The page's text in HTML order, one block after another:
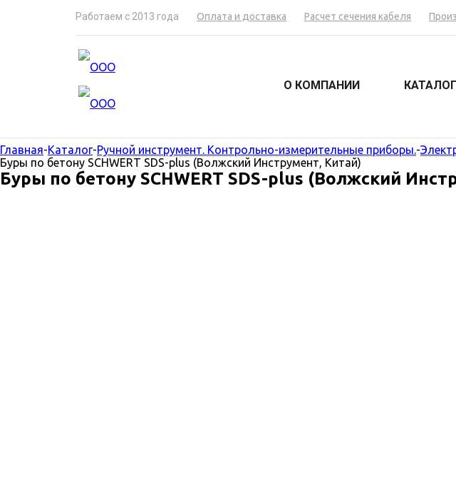
Работаем с 2013 года Оплата и доставка Расчет сечения кабеля
О КОМПАНИИ КАТАЛОГ
Главная-Каталог-Ручной инструмент. Контрольно-измерительные приборы.-
Буры по бетону SCHWERT SDS-plus (Волжский Инструмент, Китай)
Буры по бетону SCHWERT SDS-plus (Волжский